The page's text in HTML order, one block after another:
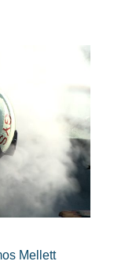
Mellett